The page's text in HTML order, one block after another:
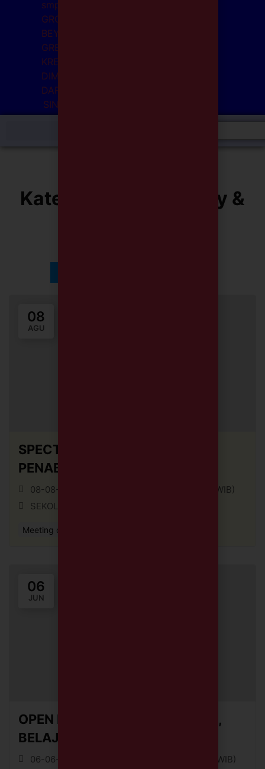
Kategori acara:
Family &
08
AGU
SPECTACULAR TIRTAMARTA
PENABUR 2026
08-08-26 || 07:00 (WIB) - 08-08-26 || 12:00 (WIB)
SEKOLAH TIRTAMARTA BPK PENABUR
Meeting or Networking Event
06
JUN
OPEN HOUSE – TRIAL CLASS TK,
BELAJAR KARAKTER PEDULI
06-06-26 || 09:00 (WIB) - 06-06-26 || 10:30 (WIB)